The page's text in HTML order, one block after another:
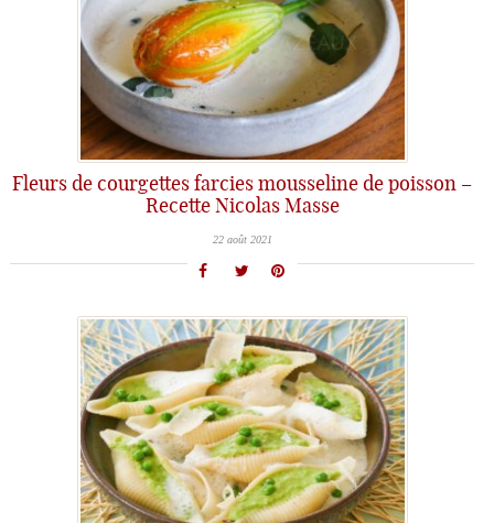
Fleurs de courgettes farcies mousseline de poisson –
Recette Nicolas Masse
22 août 2021